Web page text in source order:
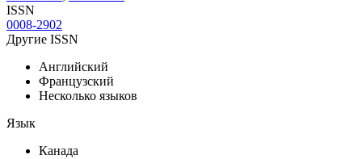
ISSN
0008-2902
Другие ISSN
Английский
Французский
Несколько языков
Язык
Канада